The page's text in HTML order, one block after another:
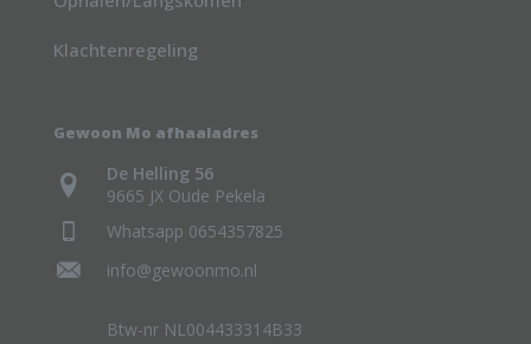
Klachtenregeling
Gewoon Mo afhaaladres
De Helling 56
9665 JX Oude Pekela
Whatsapp 0654357825
info@gewoonmo.nl
Btw-nr NL004433314B33